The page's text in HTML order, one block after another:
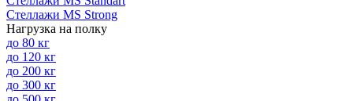
Стеллажи MS Strong
Нагрузка на полку
до 80 кг
до 120 кг
до 200 кг
до 300 кг